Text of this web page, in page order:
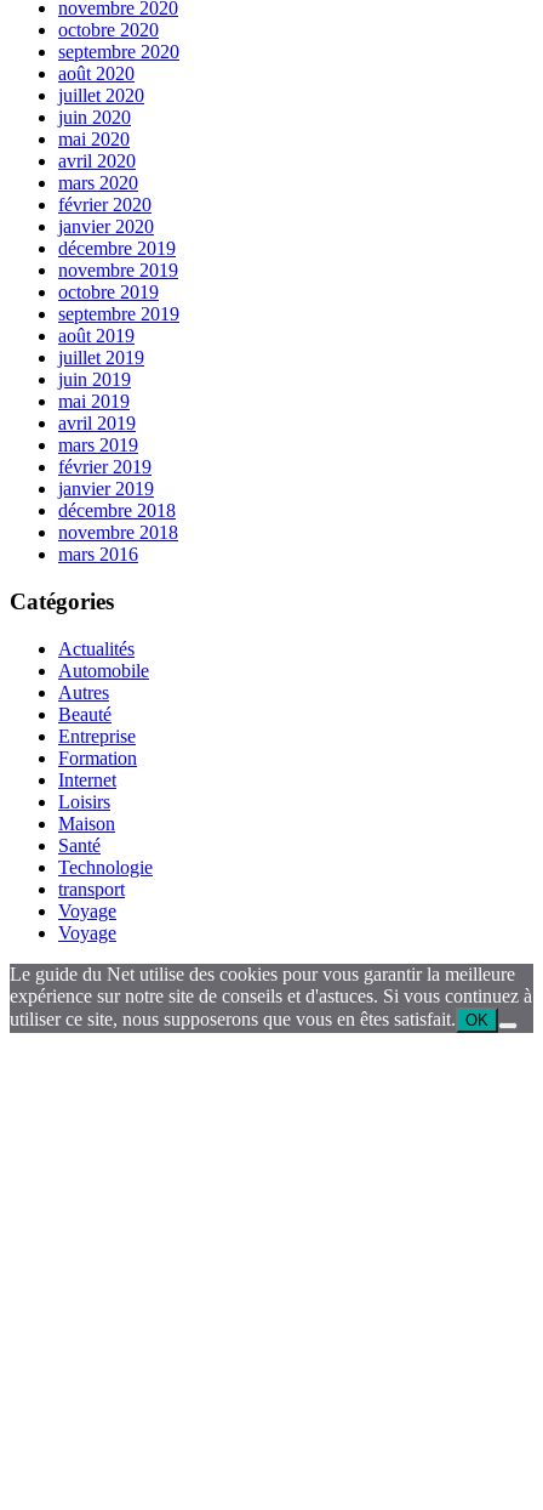
novembre 2020
octobre 2020
septembre 2020
août 2020
juillet 2020
juin 2020
mai 2020
avril 2020
mars 2020
février 2020
janvier 2020
décembre 2019
novembre 2019
octobre 2019
septembre 2019
août 2019
juillet 2019
juin 2019
mai 2019
avril 2019
mars 2019
février 2019
janvier 2019
décembre 2018
novembre 2018
mars 2016
Catégories
Actualités
Automobile
Autres
Beauté
Entreprise
Formation
Internet
Loisirs
Maison
Santé
Technologie
transport
Voyage
Voyage
Le guide du Net utilise des cookies pour vous garantir la meilleure
expérience sur notre site de conseils et d'astuces. Si vous continuez à
utiliser ce site, nous supposerons que vous en êtes satisfait. OK